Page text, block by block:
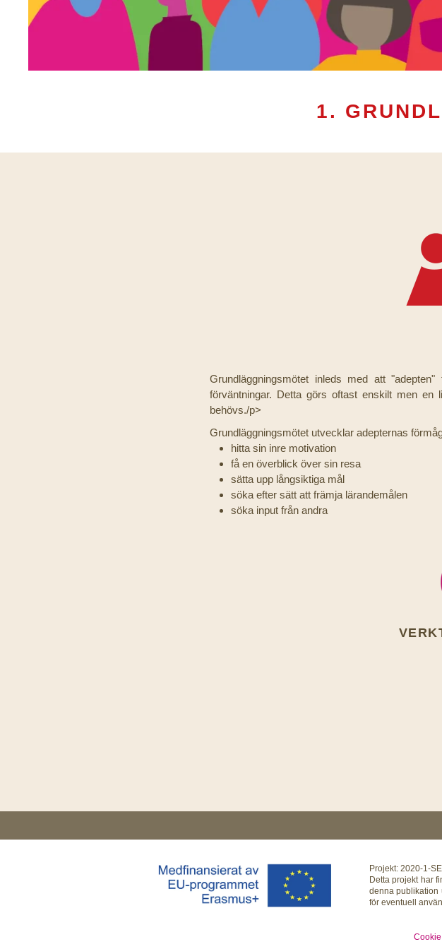
1.
Grundläggningsmötet inleds med att
förväntningar. Detta görs oftast enskilt men
behövs./p>
Grundläggningsmötet utvecklar adepternas
hitta sin inre motivation
få en överblick över sin resa
sätta upp långsiktiga mål
söka efter sätt att främja lärandemålen
söka input från andra
Projekt: 2020-1-
Detta projekt har
denna publikation
för eventuell